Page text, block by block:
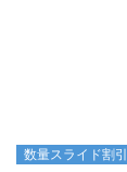
数量スライド割引